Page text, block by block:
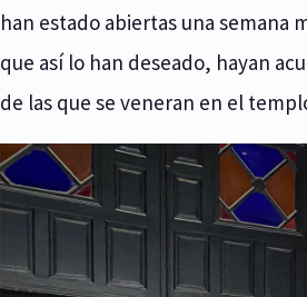
han estado abiertas una semana
que así lo han deseado, hayan
de las que se veneran en el